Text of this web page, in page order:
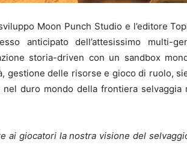
Moon Punch Studio e l’editore
anticipato dell’attesissimo multi-
storia-driven con un sandbox
gestione delle risorse e gioco di ruolo,
duro mondo della frontiera selvaggia
ai giocatori la nostra visione del